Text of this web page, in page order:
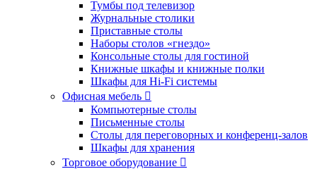
Тумбы под телевизор
Журнальные столики
Приставные столы
Наборы столов «гнездо»
Консольные столы для гостиной
Книжные шкафы и книжные полки
Шкафы для Hi-Fi системы
Офисная мебель
Компьютерные столы
Письменные столы
Столы для переговорных и конференц-залов
Шкафы для хранения
Торговое оборудование